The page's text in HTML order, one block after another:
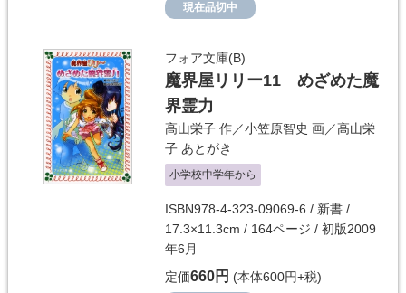
現在品切中
フォア文庫(B)
魔界屋リリー11 めざめた魔
界霊力
高山栄子 作／小笠原智史 画／高山栄
子 あとがき
小学校中学年から
ISBN978-4-323-09069-6 / 新書 /
17.3×11.3cm / 164ページ / 初版2009
年6月
定価660円 (本体600円+税)